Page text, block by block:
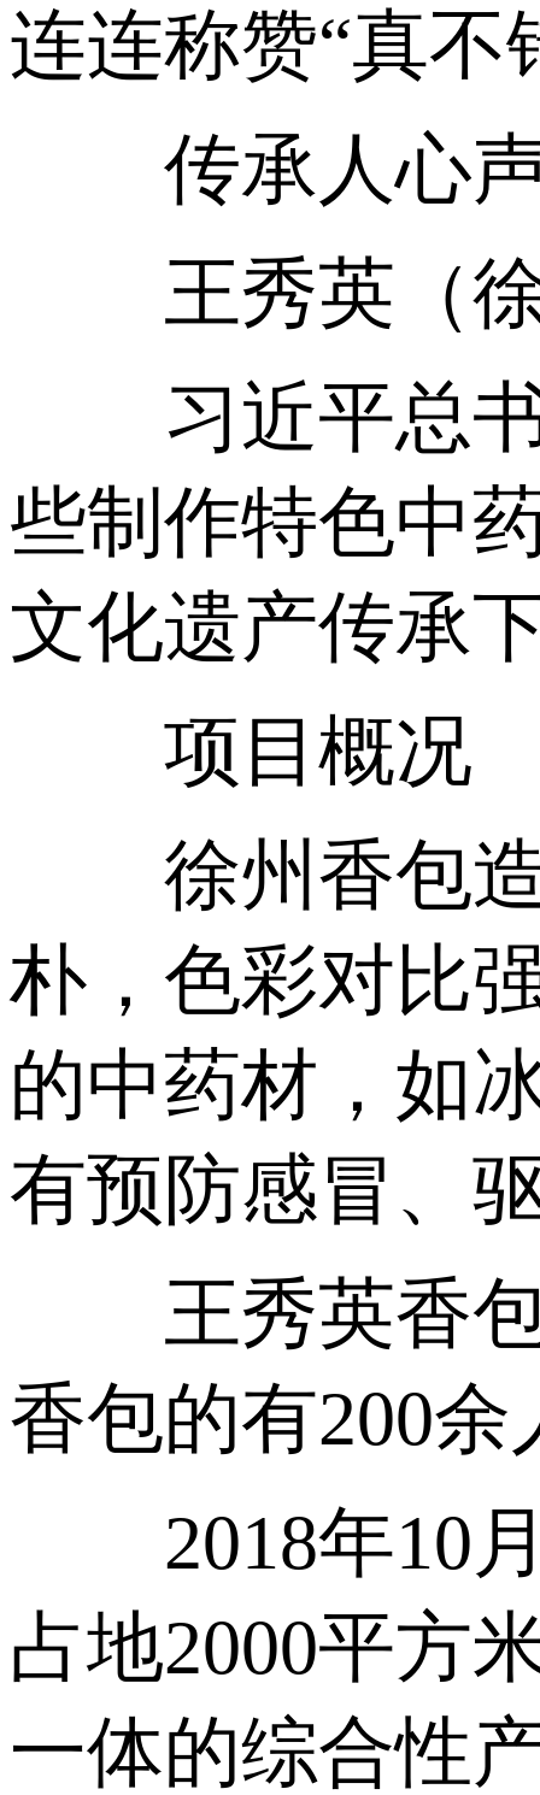
连连称赞“真不
传承人心
王秀英（徐
习近平总书
些制作特色中
文化遗产传承
项目概况
徐州香包造
朴，色彩对比
的中药材，如
有预防感冒、
王秀英香包
香包的有200
2018年10月
占地2000平方
一体的综合性